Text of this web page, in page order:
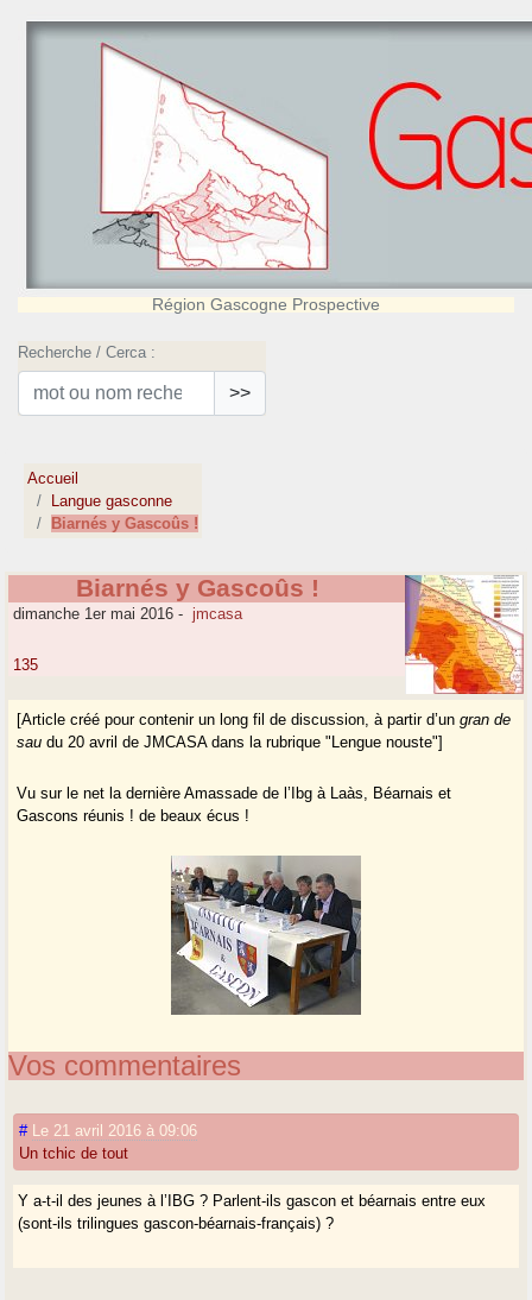
Région Gascogne Prospective
Recherche / Cerca :
>>
Accueil
Langue gasconne
Biarnés y Gascoûs !
Biarnés y Gascoûs !
dimanche 1er mai 2016 - jmcasa
135
[Article créé pour contenir un long fil de discussion, à partir d’ungran de
sau du 20 avril de JMCASA dans la rubrique "Lengue nouste"]
Vu sur le net la dernière Amassade de l’Ibg à Laàs, Béarnais et
Gascons réunis ! de beaux écus !
Vos commentaires
#
Le 21 avril 2016 à 09:06
Un tchic de tout
Y a-t-il des jeunes à l’IBG ? Parlent-ils gascon et béarnais entre eux
(sont-ils trilingues gascon-béarnais-français) ?